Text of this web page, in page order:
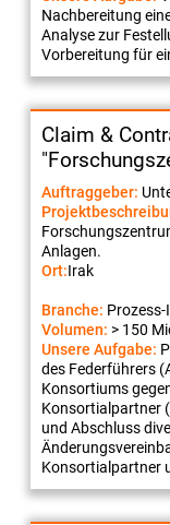
Nachbereitung
Analyse zur
Vorbereitung für
Claim &
Auftraggeber:
Anlagen.
Ort:Irak
Branche:
Volumen: > 150
Unsere Aufgabe:
des Federführers
Konsortiums
Konsortialpartner
und Abschluss
Konsortialpartner